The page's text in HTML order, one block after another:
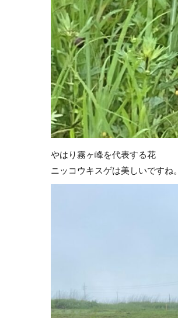
やはり霧ヶ峰を代表する花
ニッコウキスゲは美しいですね。